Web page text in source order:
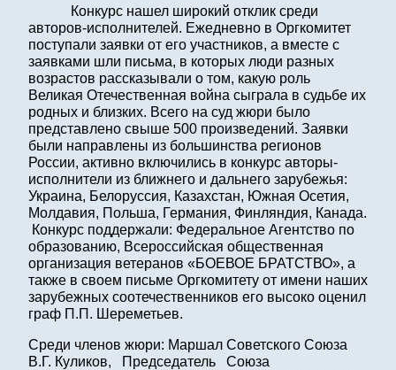
Конкурс нашел широкий отклик среди
авторов-исполнителей. Ежедневно в Оргкомитет
поступали заявки от его участников, а вместе с
заявками шли письма, в которых люди разных
возрастов рассказывали о том, какую роль
Великая Отечественная война сыграла в судьбе их
родных и близких. Всего на суд жюри было
представлено свыше 500 произведений. Заявки
были направлены из большинства регионов
России, активно включились в конкурс авторы-
исполнители из ближнего и дальнего зарубежья:
Украина, Белоруссия, Казахстан, Южная Осетия,
Молдавия, Польша, Германия, Финляндия, Канада.
Конкурс поддержали: Федеральное Агентство по
образованию, Всероссийская общественная
организация ветеранов «БОЕВОЕ БРАТСТВО», а
также в своем письме Оргкомитету от имени наших
зарубежных соотечественников его высоко оценил
граф П.П. Шереметьев.
Среди членов жюри: Маршал Советского Союза
В.Г. Куликов, Председатель Союза